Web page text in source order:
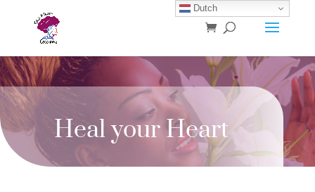
Heal your Heart
Dutch